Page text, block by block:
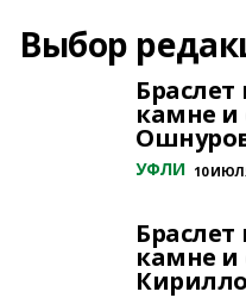
Выбор
камне и
УФЛИ 10
камне и